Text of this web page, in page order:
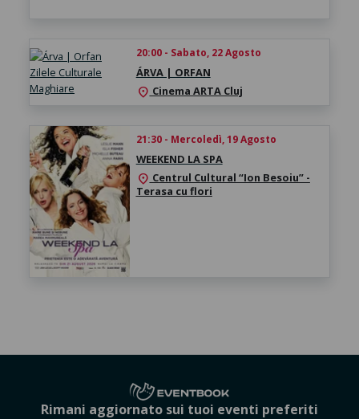
20:00 - Sabato, 22 Agosto
ÁRVA | ORFAN
location_on Cinema ARTA Cluj
21:30 - Mercoledì, 19 Agosto
WEEKEND LA SPA
location_on Centrul Cultural “Ion Besoiu” -
Terasa cu flori
Rimani aggiornato sui tuoi eventi preferiti